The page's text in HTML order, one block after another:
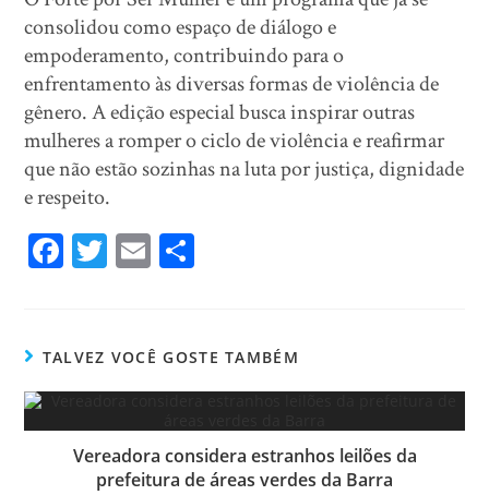
consolidou como espaço de diálogo e
empoderamento, contribuindo para o
enfrentamento às diversas formas de violência de
gênero. A edição especial busca inspirar outras
mulheres a romper o ciclo de violência e reafirmar
que não estão sozinhas na luta por justiça, dignidade
e respeito.
Fa
ok
T
er
E
TALVEZ VOCÊ GOSTE TAMBÉM
Vereadora considera estranhos leilões da
prefeitura de áreas verdes da Barra